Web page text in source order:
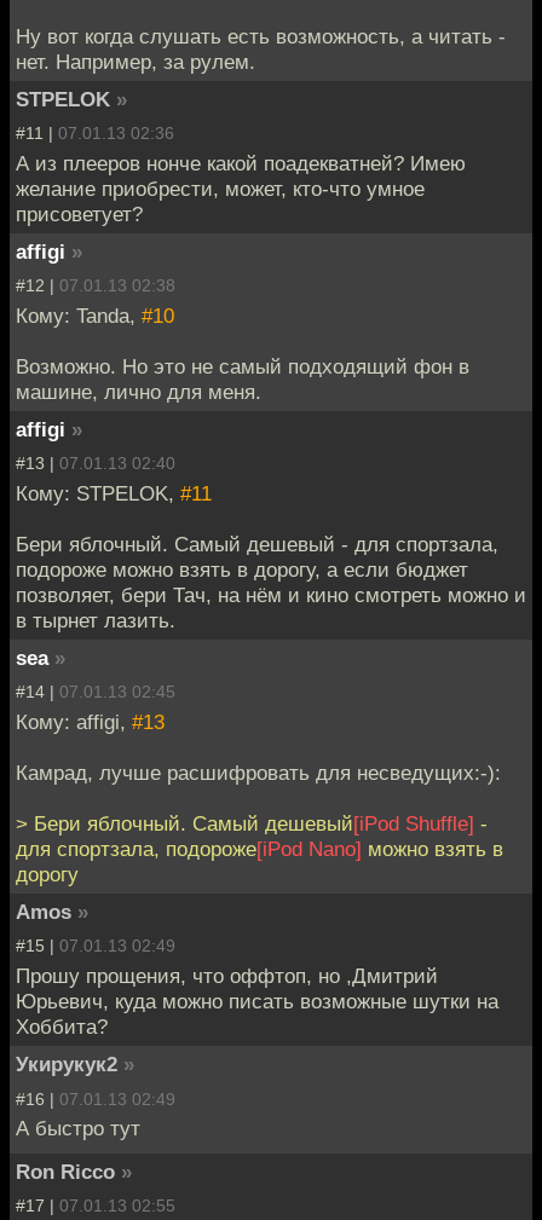
Ну вот когда слушать есть возможность, а читать -
нет. Например, за рулем.
STPELOK »
#11 | 07.01.13 02:36
А из плееров нонче какой поадекватней? Имею
желание приобрести, может, кто-что умное
присоветует?
affigi »
#12 | 07.01.13 02:38
Кому: Tanda, #10
Возможно. Но это не самый подходящий фон в
машине, лично для меня.
affigi »
#13 | 07.01.13 02:40
Кому: STPELOK, #11
Бери яблочный. Самый дешевый - для спортзала,
подороже можно взять в дорогу, а если бюджет
позволяет, бери Тач, на нём и кино смотреть можно и
в тырнет лазить.
sea »
#14 | 07.01.13 02:45
Кому: affigi, #13
Камрад, лучше расшифровать для несведущих:-):
> Бери яблочный. Самый дешевый[iPod Shuffle] -
для спортзала, подороже[iPod Nano] можно взять в
дорогу
Amos »
#15 | 07.01.13 02:49
Прошу прощения, что оффтоп, но ,Дмитрий
Юрьевич, куда можно писать возможные шутки на
Хоббита?
Укирукук2 »
#16 | 07.01.13 02:49
А быстро тут
Ron Ricco »
#17 | 07.01.13 02:55